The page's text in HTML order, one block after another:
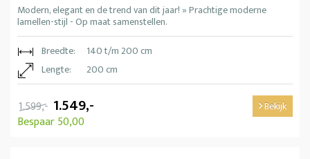
Modern, elegant en de trend van dit jaar! » Prachtige moderne
lamellen-stijl - Op maat samenstellen.
Breedte:
140 t/m 200 cm
Lengte:
200 cm
1.599,- 1.549,-
Bespaar 50,00
Bekijk